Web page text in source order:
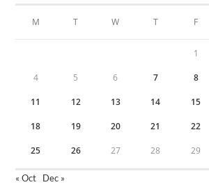
M T W T F
1
4 5 6 7 8
11 12 13 14 15
18 19 20 21 22
25 26 27 28 29
« Oct Dec »